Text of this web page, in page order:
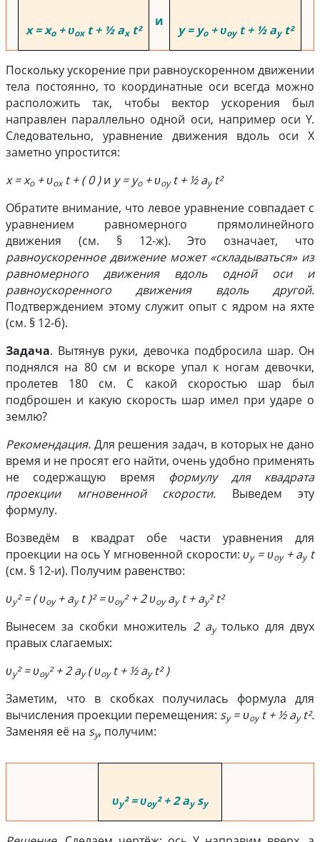
x = xo+ υoxt + ½ axt²
и
y = yo+ υoyt + ½ ayt²
Поскольку ускорение при равноускоренном движении
тела постоянно, то координатные оси всегда можно
расположить так, чтобы вектор ускорения был
направлен параллельно одной оси, например оси Y.
Следовательно, уравнение движения вдоль оси X
заметно упростится:
x = xo+ υoxt + ( 0 )и y = yo+ υoyt + ½ ayt²
Обратите внимание, что левое уравнение совпадает с
уравнением равномерного прямолинейного
движения (см. § 12-ж). Это означает, что
равноускоренное движение может «складываться» из
равномерного движения вдоль одной оси и
равноускоренного движения вдоль другой.
Подтверждением этому служит опыт с ядром на яхте
(см. § 12-б).
Задача. Вытянув руки, девочка подбросила шар. Он
поднялся на 80 cм и вскоре упал к ногам девочки,
пролетев 180 cм. С какой скоростью шар был
подброшен и какую скорость шар имел при ударе о
землю?
Рекомендация. Для решения задач, в которых не дано
время и не просят его найти, очень удобно применять
не содержащую время формулу для квадрата
проекции мгновенной скорости. Выведем эту
формулу.
Возведём в квадрат обе части уравнения для
проекции на ось Y мгновенной скорости:υy= υoy+ ayt
(см. § 12-и). Получим равенство:
υy² = ( υoy+ ayt )² = υoy² + 2 υoyayt + ay² t²
Вынесем за скобки множитель 2 ay только для двух
правых слагаемых:
υy² = υoy² + 2 ay( υoyt + ½ ayt² )
Заметим, что в скобках получилась формула для
вычисления проекции перемещения: sy= υoyt + ½ ayt².
Заменяя её на sy, получим:
υy² = υoy² + 2 aysy